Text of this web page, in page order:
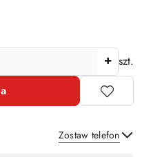
szt.
Zostaw telefon